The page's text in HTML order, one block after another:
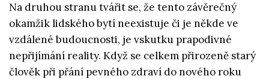
Na druhou stranu tvářit se, že tento závěrečný
okamžik lidského bytí neexistuje či je někde ve
vzdálené budoucnosti, je vskutku prapodivné
nepřijímání reality. Když se celkem přirozeně starý
člověk při přání pevného zdraví do nového roku